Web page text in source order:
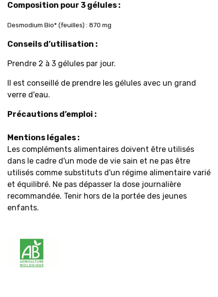
Composition pour 3 gélules :
Desmodium Bio* (feuilles) : 870 mg
Conseils d’utilisation :
Prendre 2 à 3 gélules par jour.
Il est conseillé de prendre les gélules avec un grand
verre d'eau.
Précautions d’emploi :
Mentions légales :
Les compléments alimentaires doivent être utilisés
dans le cadre d'un mode de vie sain et ne pas être
utilisés comme substituts d'un régime alimentaire varié
et équilibré. Ne pas dépasser la dose journalière
recommandée. Tenir hors de la portée des jeunes
enfants.